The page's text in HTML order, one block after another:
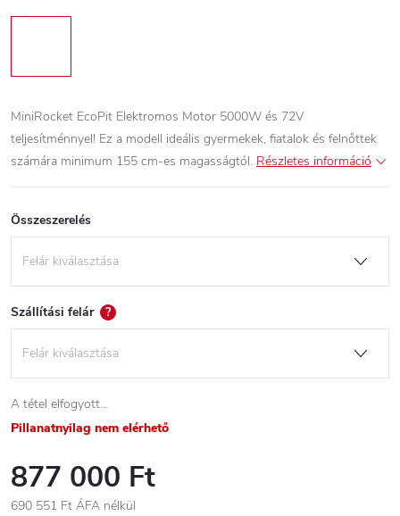
MiniRocket EcoPit Elektromos Motor 5000W és 72V
teljesítménnyel! Ez a modell ideális gyermekek, fiatalok és felnőttek
számára minimum 155 cm-es magasságtól. Részletes információ
Összeszerelés
Szállítási felár ?
A tétel elfogyott…
Pillanatnyilag nem elérhető
877 000 Ft
690 551 Ft ÁFA nélkül